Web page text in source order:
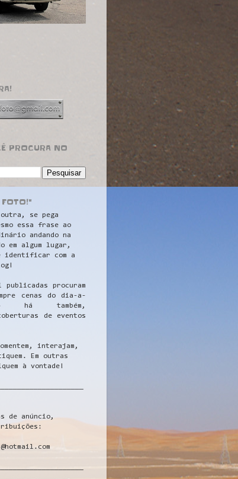
PROCURA NO
FOTO!"
se pega
essa frase ao
andando na
em algum lugar,
identificar com a
publicadas procuram
cenas do dia-a-
há também,
de eventos
interajam,
Em outras
à vontade!
de anúncio,